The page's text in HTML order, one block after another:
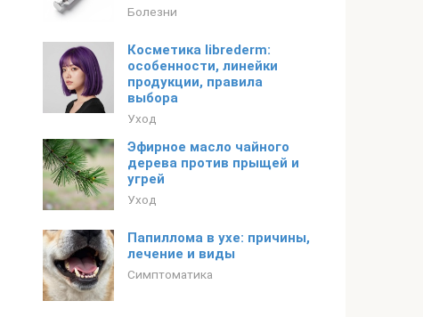
Болезни
Косметика librederm:
особенности, линейки
продукции, правила
выбора
Уход
Эфирное масло чайного
дерева против прыщей и
угрей
Уход
Папиллома в ухе: причины,
лечение и виды
Симптоматика